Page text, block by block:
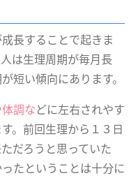
長することで起きま
は生理周期が毎月長
短い傾向にあります。
調などに左右されやす
。前回生理から１３日
だろうと思っていた
たということは十分に